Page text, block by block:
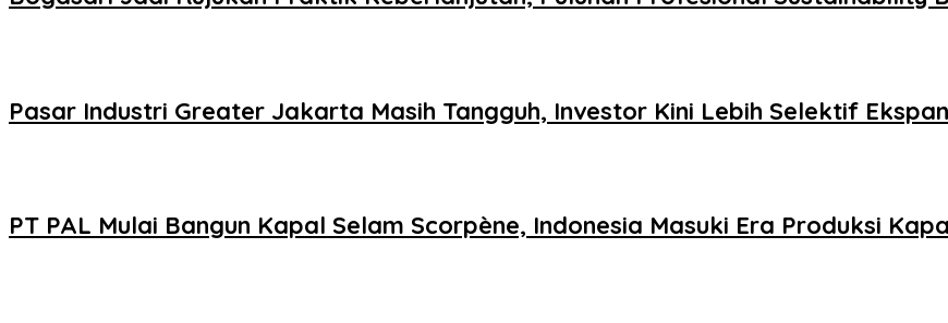
Pasar Industri Greater Jakarta Masih Tangguh, Investor Kini Lebih Selektif
PT PAL Mulai Bangun Kapal Selam Scorpène, Indonesia Masuki Era Produksi